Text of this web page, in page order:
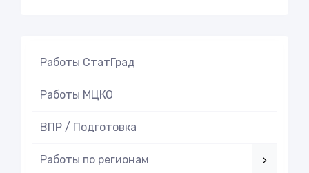
Работы СтатГрад
Работы МЦКО
ВПР / Подготовка
Работы по регионам